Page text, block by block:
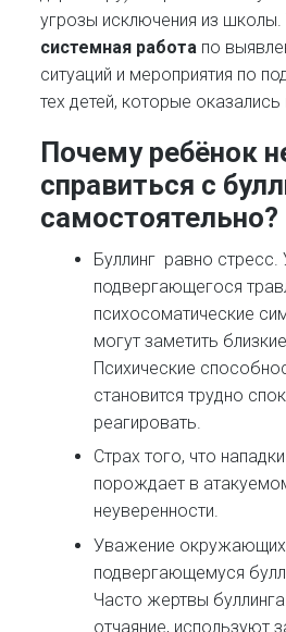
угрозы исключения из школы.
системная работа по
ситуаций и мероприятия по
тех детей, которые
Почему ребёнок
справиться с
самостоятельно?
Буллинг равно стресс.
подвергающегося
психосоматические
могут заметить
Психические
становится трудно
реагировать.
Страх того, что
порождает в
неуверенности.
Уважение
подвергающемуся
Часто жертвы
отчаяние, используют